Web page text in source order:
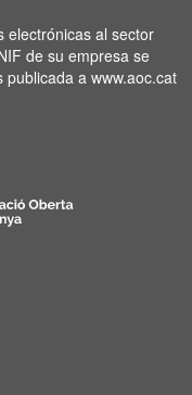
electrónicas al sector
de su empresa se
a www.aoc.cat